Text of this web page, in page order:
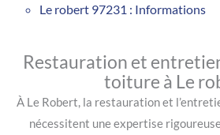
Le robert 97231 : Informations
Restauration et
toiture à Le
À Le Robert, la restauration et
nécessitent une expertise